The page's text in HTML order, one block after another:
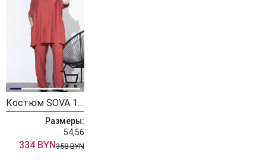
Костюм SOVA 11090 оранжевый
Размеры:
54,56
334 BYN358 BYN